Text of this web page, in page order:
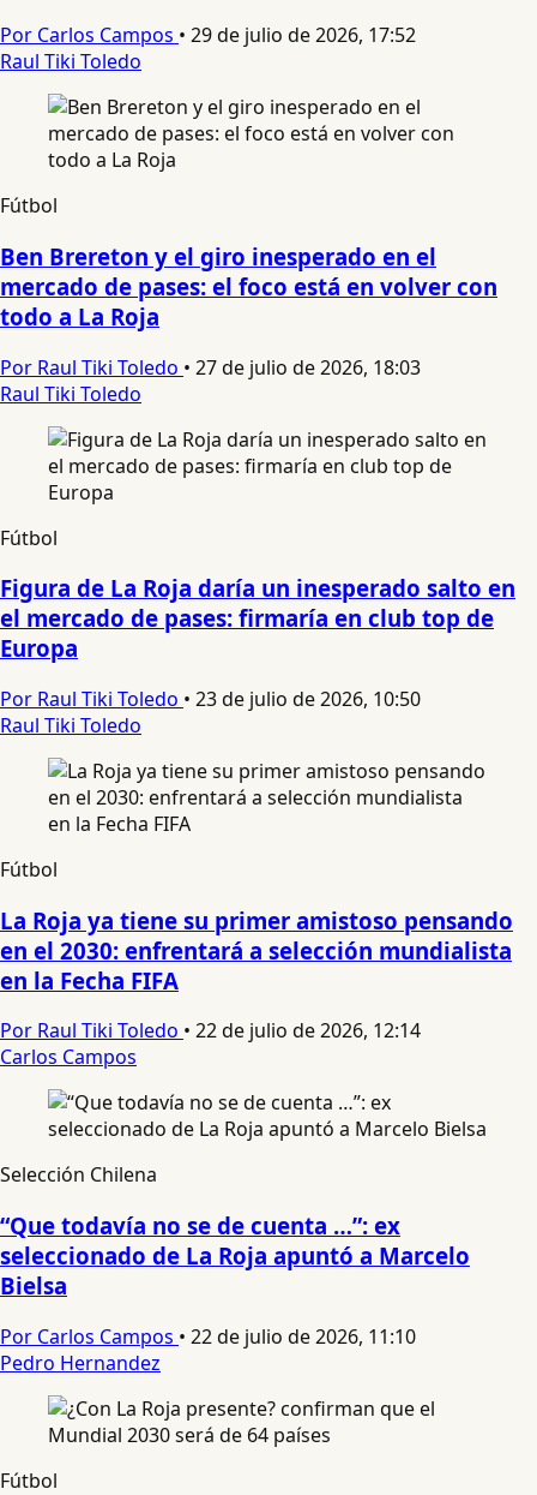
Por Carlos Campos • 29 de julio de 2026, 17:52
Raul Tiki Toledo
Fútbol
Ben Brereton y el giro inesperado en el
mercado de pases: el foco está en volver con
todo a La Roja
Por Raul Tiki Toledo • 27 de julio de 2026, 18:03
Raul Tiki Toledo
Fútbol
Figura de La Roja daría un inesperado salto en
el mercado de pases: firmaría en club top de
Europa
Por Raul Tiki Toledo • 23 de julio de 2026, 10:50
Raul Tiki Toledo
Fútbol
La Roja ya tiene su primer amistoso pensando
en el 2030: enfrentará a selección mundialista
en la Fecha FIFA
Por Raul Tiki Toledo • 22 de julio de 2026, 12:14
Carlos Campos
Selección Chilena
“Que todavía no se de cuenta …”: ex
seleccionado de La Roja apuntó a Marcelo
Bielsa
Por Carlos Campos • 22 de julio de 2026, 11:10
Pedro Hernandez
Fútbol